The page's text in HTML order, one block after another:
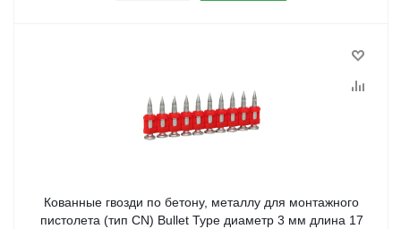
Кованные гвозди по бетону, металлу для монтажного
пистолета (тип CN) Bullet Type диаметр 3 мм длина 17